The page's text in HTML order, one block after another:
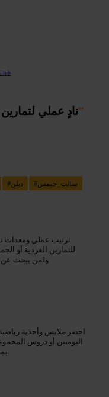
نادٍ عملي”
#دبلن #سانت_جيمس
ترتيب عملي ومعدات
للتمارين الفردية أو
ولمن يبحث عن
احضر ملابس وأحذية
اليوميين أو دروس
بمكان لاحتياجاتك الشخصية داخل حقيبة صغيرة.